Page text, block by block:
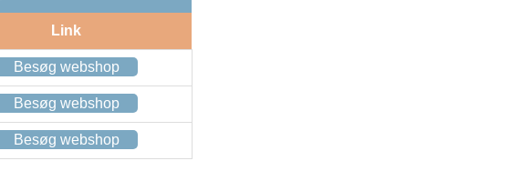
Link
Besøg webshop
Besøg webshop
Besøg webshop